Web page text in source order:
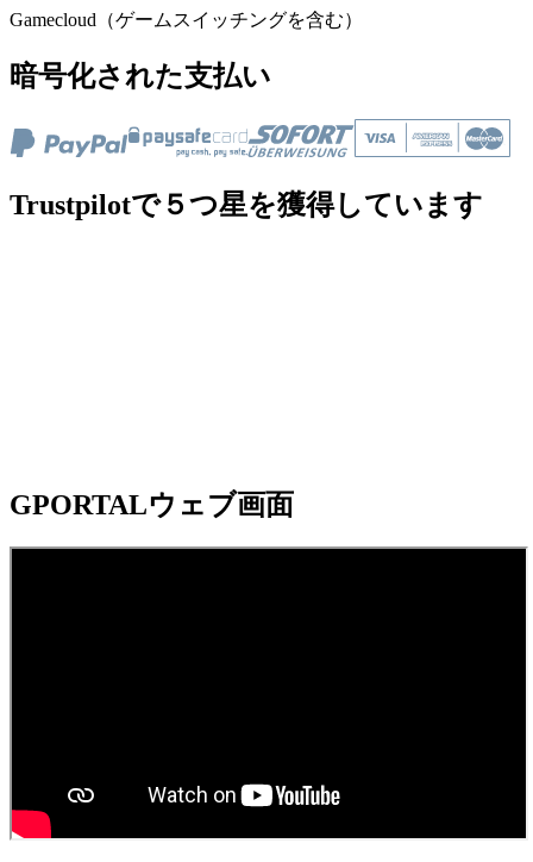
Gamecloud（ゲームスイッチングを含む）
暗号化された支払い
Trustpilotで５つ星を獲得しています
GPORTALウェブ画面